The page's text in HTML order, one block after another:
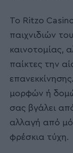
Το Ritzo
παιχνιδιών
καινοτομίας,
παίκτες την
μορφών ή
σας βγάλει
αλλαγή από
φρέσκια τύχη.